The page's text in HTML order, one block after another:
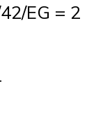
EG = 2